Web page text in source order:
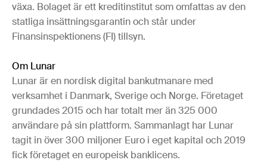
växa. Bolaget är ett kreditinstitut som omfattas av den
statliga insättningsgarantin och står under
Finansinspektionens (FI) tillsyn.
Om Lunar
Lunar är en nordisk digital bankutmanare med
verksamhet i Danmark, Sverige och Norge. Företaget
grundades 2015 och har totalt mer än 325 000
användare på sin plattform. Sammanlagt har Lunar
tagit in över 300 miljoner Euro i eget kapital och 2019
fick företaget en europeisk banklicens.